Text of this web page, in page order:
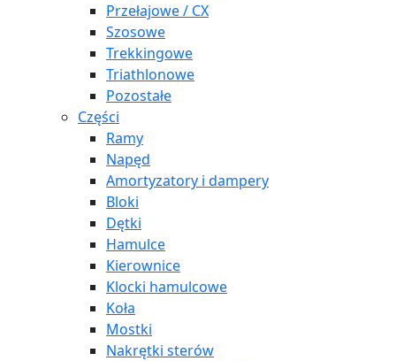
Przełajowe / CX
Szosowe
Trekkingowe
Triathlonowe
Pozostałe
Części
Ramy
Napęd
Amortyzatory i dampery
Bloki
Dętki
Hamulce
Kierownice
Klocki hamulcowe
Koła
Mostki
Nakrętki sterów